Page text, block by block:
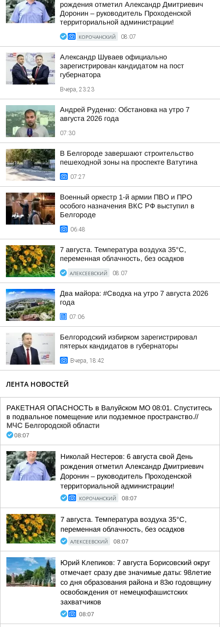
рождения отметил Александр Дмитриевич
Доронин – руководитель Проходенской
территориальной администрации!
КОРОЧАНСКИЙ 08:07
Александр Шуваев официально
зарегистрирован кандидатом на пост
губернатора
Вчера, 23:23
Андрей Руденко: Обстановка на утро 7
августа 2026 года
07:30
В Белгороде завершают строительство
пешеходной зоны на проспекте Ватутина
07:27
Военный оркестр 1-й армии ПВО и ПРО
особого назначения ВКС РФ выступил в
Белгороде
06:48
7 августа. Температура воздуха 35°C,
переменная облачность, без осадков
АЛЕКСЕЕВСКИЙ 08:07
Два майора: #Сводка на утро 7 августа 2026
года
07:06
Белгородский избирком зарегистрировал
пятерых кандидатов в губернаторы
Вчера, 18:42
ЛЕНТА НОВОСТЕЙ
РАКЕТНАЯ ОПАСНОСТЬ в Валуйском МО 08:01. Спуститесь
в подвальное помещение или подземное пространство.//
МЧС Белгородской области
08:07
Николай Нестеров: 6 августа свой День
рождения отметил Александр Дмитриевич
Доронин – руководитель Проходенской
территориальной администрации!
КОРОЧАНСКИЙ 08:07
7 августа. Температура воздуха 35°C,
переменная облачность, без осадков
АЛЕКСЕЕВСКИЙ 08:07
Юрий Клепиков: 7 августа Борисовский округ
отмечает сразу две значимые даты: 98летие
со дня образования района и 83ю годовщину
освобождения от немецкофашистских
захватчиков
08:07